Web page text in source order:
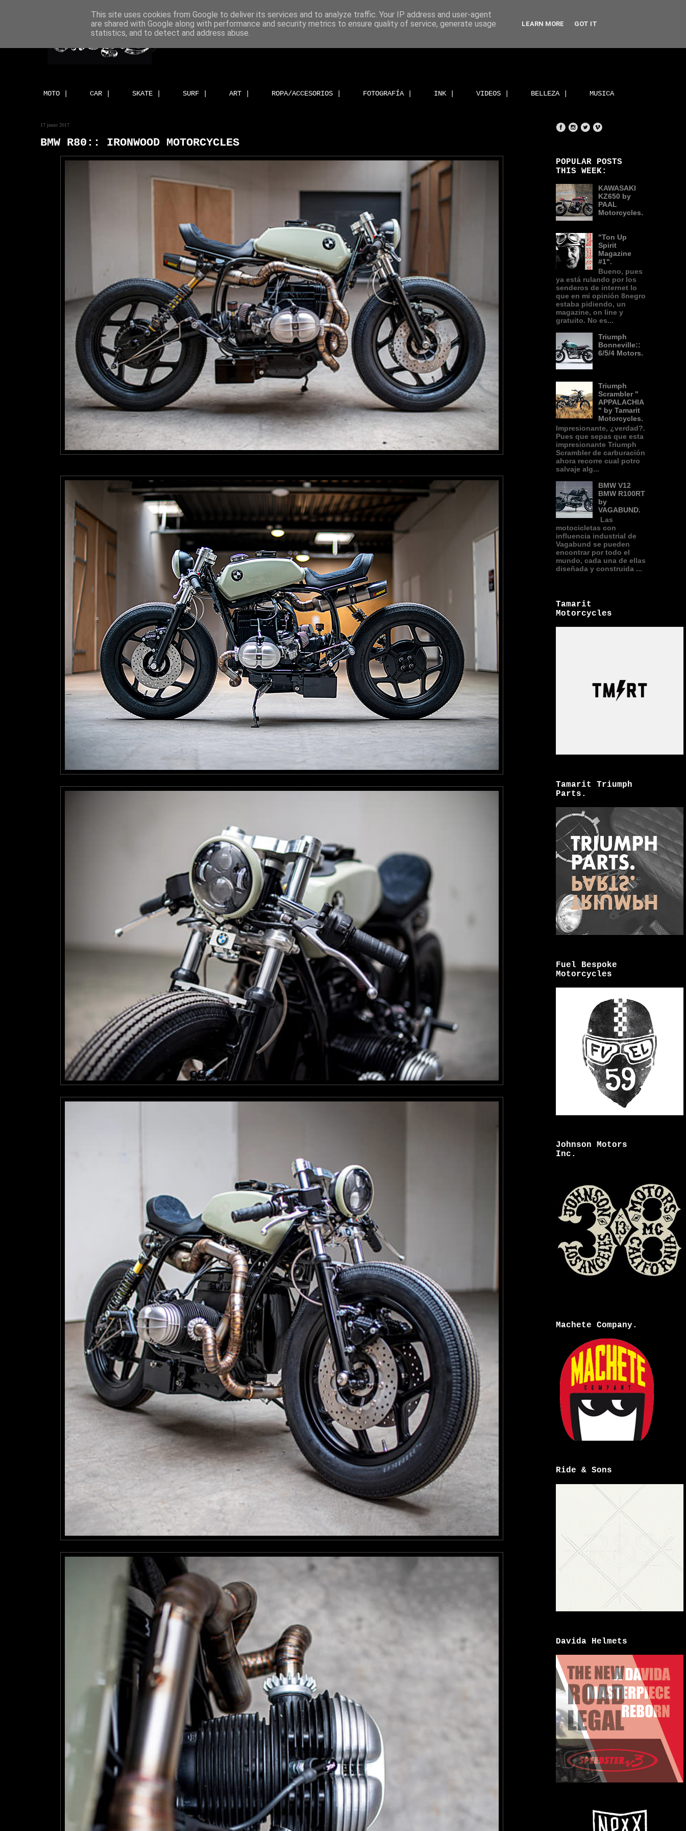
MOTO | CAR | SKATE | SURF | ART | ROPA/ACCESORIOS | FOTOGRAFÍA | INK | VIDEOS | BELLEZA | MUSICA
17 junio 2017
BMW R80:: IRONWOOD MOTORCYCLES
POPULAR POSTS
THIS WEEK:
KAWASAKI
KZ650 by
PAAL
Motorcycles.
"Ton Up
Spirit
Magazine
#1".
Bueno, pues
ya está rulando por los
senderos de internet lo
que en mi opinión 8negro
estaba pidiendo, un
magazine, on line y
gratuito. No es...
Triumph
Bonneville::
6/5/4 Motors.
Triumph
Scrambler "
APPALACHIA
" by Tamarit
Motorcycles.
Impresionante, ¿verdad?.
Pues que sepas que esta
impresionante Triumph
Scrambler de carburación
ahora recorre cual potro
salvaje alg...
BMW V12
BMW R100RT
by
VAGABUND.
Las
motocicletas con
influencia industrial de
Vagabund se pueden
encontrar por todo el
mundo, cada una de ellas
diseñada y construida ...
Tamarit
Motorcycles
Tamarit Triumph
Parts.
Fuel Bespoke
Motorcycles
Johnson Motors
Inc.
Machete Company.
Ride & Sons
Davida Helmets
This site uses cookies from Google to deliver its services and to analyze traffic. Your IP address and user-agent
are shared with Google along with performance and security metrics to ensure quality of service, generate usage
statistics, and to detect and address abuse.
LEARN MORE GOT IT